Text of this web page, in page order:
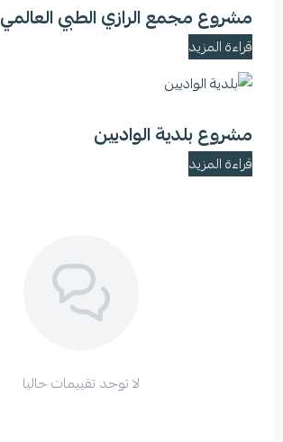
مشروع مجمع الرازي الطبي العالمي
قراءة المزيد
مشروع بلدية الواديين
قراءة المزيد
لا توجد تقييمات حاليا